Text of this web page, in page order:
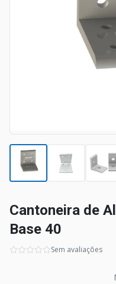
Cantoneira de
Base 40
Sem avaliações